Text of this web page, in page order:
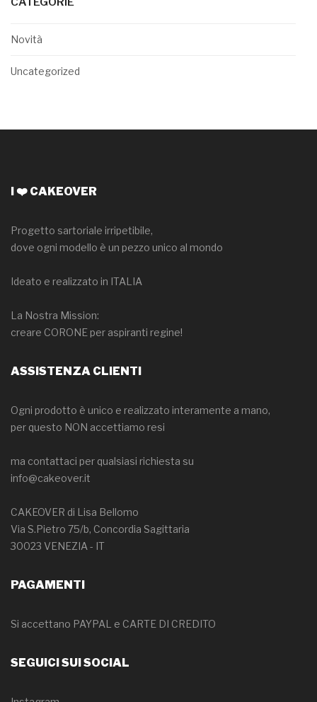
Novità
Uncategorized
I ❤️ CAKEOVER
Progetto sartoriale irripetibile,
dove ogni modello è un pezzo unico al mondo
Ideato e realizzato in ITALIA
La Nostra Mission:
creare CORONE per aspiranti regine!
ASSISTENZA CLIENTI
Ogni prodotto è unico e realizzato interamente a mano,
per questo NON accettiamo resi
ma contattaci per qualsiasi richiesta su
info@cakeover.it
CAKEOVER di Lisa Bellomo
Via S.Pietro 75/b, Concordia Sagittaria
30023 VENEZIA - IT
PAGAMENTI
Si accettano PAYPAL e CARTE DI CREDITO
SEGUICI SUI SOCIAL